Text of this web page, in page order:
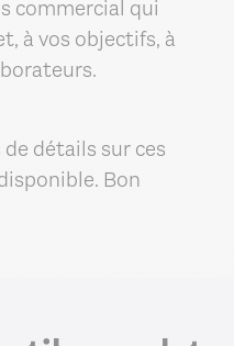
commercial qui
à vos objectifs, à
détails sur ces
Bon